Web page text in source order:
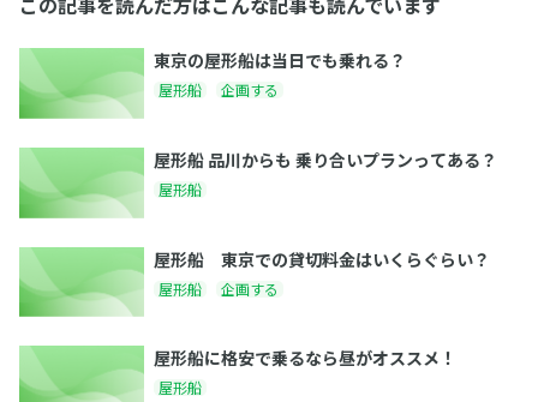
東京の屋形船は当日でも乗れる？
屋形船 企画する
屋形船 品川からも 乗り合いプランってある？
屋形船
屋形船 東京での貸切料金はいくらぐらい？
屋形船 企画する
屋形船に格安で乗るなら昼がオススメ！
屋形船